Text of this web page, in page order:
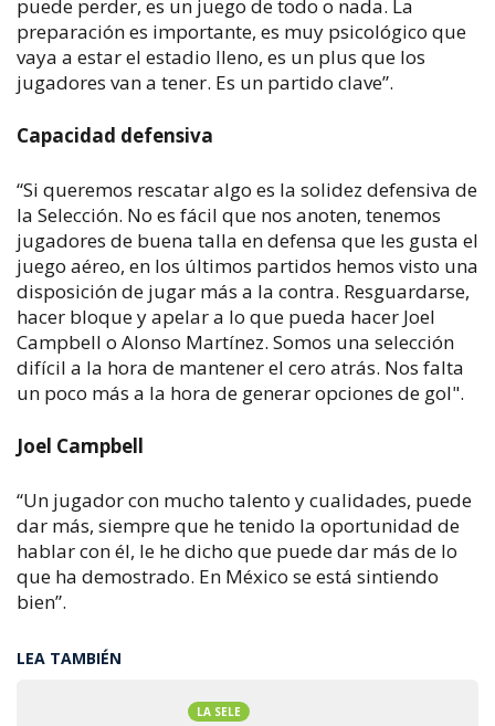
puede perder, es un juego de todo o nada. La
preparación es importante, es muy psicológico que
vaya a estar el estadio lleno, es un plus que los
jugadores van a tener. Es un partido clave”.
Capacidad defensiva
“Si queremos rescatar algo es la solidez defensiva de
la Selección. No es fácil que nos anoten, tenemos
jugadores de buena talla en defensa que les gusta el
juego aéreo, en los últimos partidos hemos visto una
disposición de jugar más a la contra. Resguardarse,
hacer bloque y apelar a lo que pueda hacer Joel
Campbell o Alonso Martínez. Somos una selección
difícil a la hora de mantener el cero atrás. Nos falta
un poco más a la hora de generar opciones de gol".
Joel Campbell
“Un jugador con mucho talento y cualidades, puede
dar más, siempre que he tenido la oportunidad de
hablar con él, le he dicho que puede dar más de lo
que ha demostrado. En México se está sintiendo
bien”.
LEA TAMBIÉN
LA SELE